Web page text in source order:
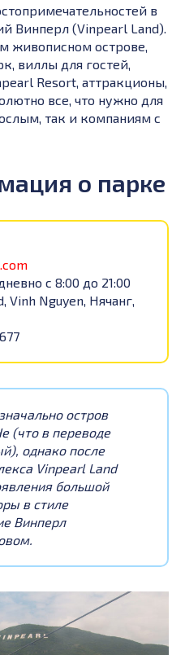
в
Винперл (Vinpearl Land).
живописном острове,
виллы для гостей,
Resort, аттракционы,
все, что нужно для
так и компаниям с
о парке
с 8:00 до 21:00
Vinh Nguyen, Нячанг,
остров
(что в переводе
однако после
Vinpearl Land
большой
в стиле
Винперл